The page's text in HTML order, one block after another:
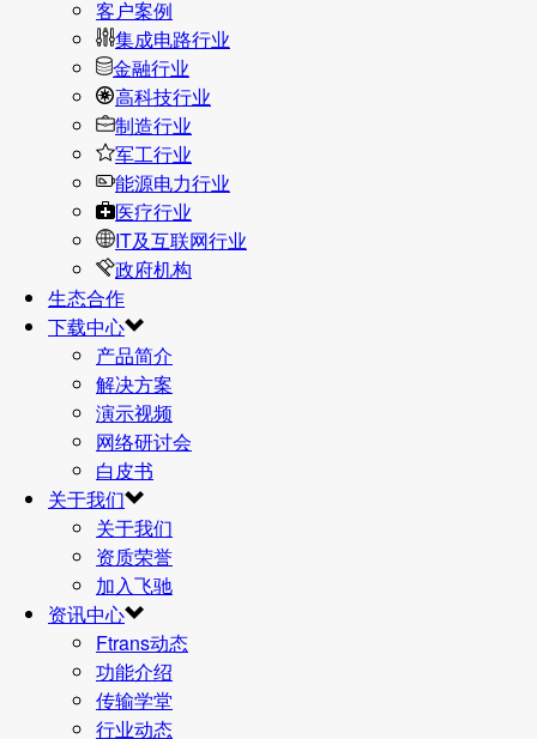
客户案例
集成电路行业
金融行业
高科技行业
制造行业
军工行业
能源电力行业
医疗行业
IT及互联网行业
政府机构
生态合作
下载中心
产品简介
解决方案
演示视频
网络研讨会
白皮书
关于我们
关于我们
资质荣誉
加入飞驰
资讯中心
Ftrans动态
功能介绍
传输学堂
行业动态